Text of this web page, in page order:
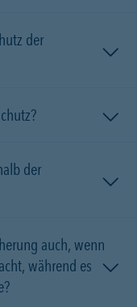
der
der
auch, wenn
während es